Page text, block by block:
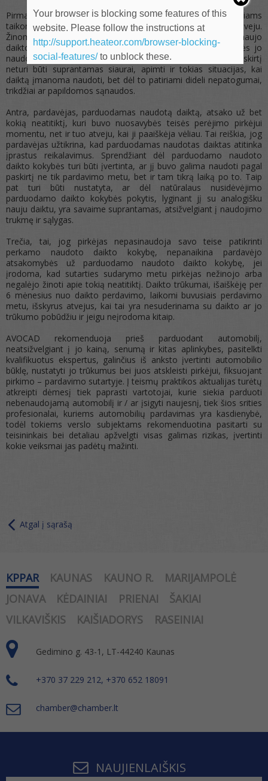
Pirma, naudoto daikto pirkimo – pardavimo teisiniams santykiams
taikomos tos pačios taisyklės kaip ir naujo daikto pirkimo atveju.
Žinoma, naudotas automobilis skiriasi nuo analogiško naujo
daikto, dėl to galima tikėtis mažiau efektyvios ir trumpesnės jo
naudojimo trukmės. Daikto tinkamumas naudoti pagal paskirtį
neturi būti suprantamas siaurai, apimti ir tokias situacijas, kai
daiktą įmanoma naudoti, bet dėl to patiriami dideli nepatogumai,
trikdžiai ar papildomos sąnaudos.
Antra, pardavėjas, parduodamas naudotą daiktą, atsako už bet
kokią neatitiktį, kuri buvo nuosavybės teisės perėjimo pirkėjui
momentu, net ir tuo atveju, kai ji paaiškėja vėliau. Tai reiškia, jog
pardavėjas užtikrina, kad parduodamas naudotas daiktas atitinka
įprastus reikalavimus. Sprendžiant dėl parduodamo naudoto
daikto kokybės turi būti įvertinta, ar jį buvo galima naudoti pagal
paskirtį ne tik pardavimo metu, bet ir tam tikrą laiką po to. Taip
pat turi būti nustatyta, ar dėl natūralaus nusidėvėjimo
parduodamo daikto kokybės pokytis, lyginant jį su analogišku
nauju daiktu, yra savaime suprantamas, atsižvelgiant į naudojimo
trukmę ir sąlygas.
Trečia, tai, jog pirkėjas nepasinaudoja savo teise patikrinti
perkamo naudoto daikto kokybę, nepanaikina pardavėjo
atsakomybės už parduodamo naudoto daikto kokybę, jei
įrodoma, kad sutarties sudarymo metu pirkėjas nežinojo arba
negalėjo žinoti apie tokią neatitiktį. Daikto trūkumai, išaiškėję per
6 mėnesius nuo daikto perdavimo, laikomi buvusiais perdavimo
metu, išskyrus atvejus, kai tai yra nesuderinama su daikto ar jo
trūkumo pobūdžiu ir jeigu neįrodoma kitaip.
AVOCAD rekomenduoja prieš parduodant automobilį,
neatsižvelgiant į jo kainą, senumą ir kitas aplinkybes, pasitelkti
kvalifikuotus ekspertus, galinčius iš anksto įvertinti automobilio
būklę, nustatyti jo trūkumus bei juos atskleisti pirkėjui, fiksuojant
pirkimo – pardavimo sutartyje. Į teismų praktikos aktualijas turėtų
atkreipti dėmesį tiek paprasti vartotojai, kurie siekia parduoti
nebenaudojamą automobilį ir / ar įsigyti naujesnį, tiek šios srities
profesionalai, kuriems automobilių pardavimas yra kasdienybė,
todėl tokiems verslo subjektams rekomenduotina pasitarti su
teisininkais bei detaliau apžvelgti visas galimas rizikas, įvertinti
kokie veiksmai jas padėtų mažinti.
Atgal į sąrašą
KPPAR KAUNAS KAUNO R.
MARIJAMPOLĖ
JONAVA
KĖDAINIAI PRIENAI
ŠAKIAI
VILKAVIŠKIS
KAIŠIADORYS RASEINIAI
Gedimino g. 43-1, LT-44240 Kaunas
+370 37 229 212, +370 652 18091
chamber@chamber.lt
NAUJIENLAIŠKIS
Your browser is blocking some features of this
website. Please follow the instructions at
http://support.heateor.com/browser-blocking-
social-features/to unblock these.